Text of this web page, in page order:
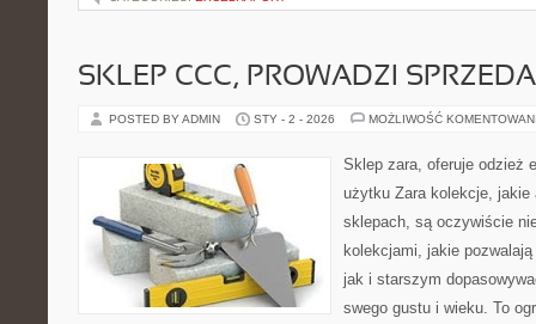
SKLEP CCC, PROWADZI
POSTED BY ADMIN STY - 2 - 2026 MOŻLIWOŚĆ
Sklep zara, oferuje odzież
użytku Zara kolekcje, jakie
sklepach, są oczywiście
kolekcjami, jakie
jak i starszym
swego gustu i wieku. To